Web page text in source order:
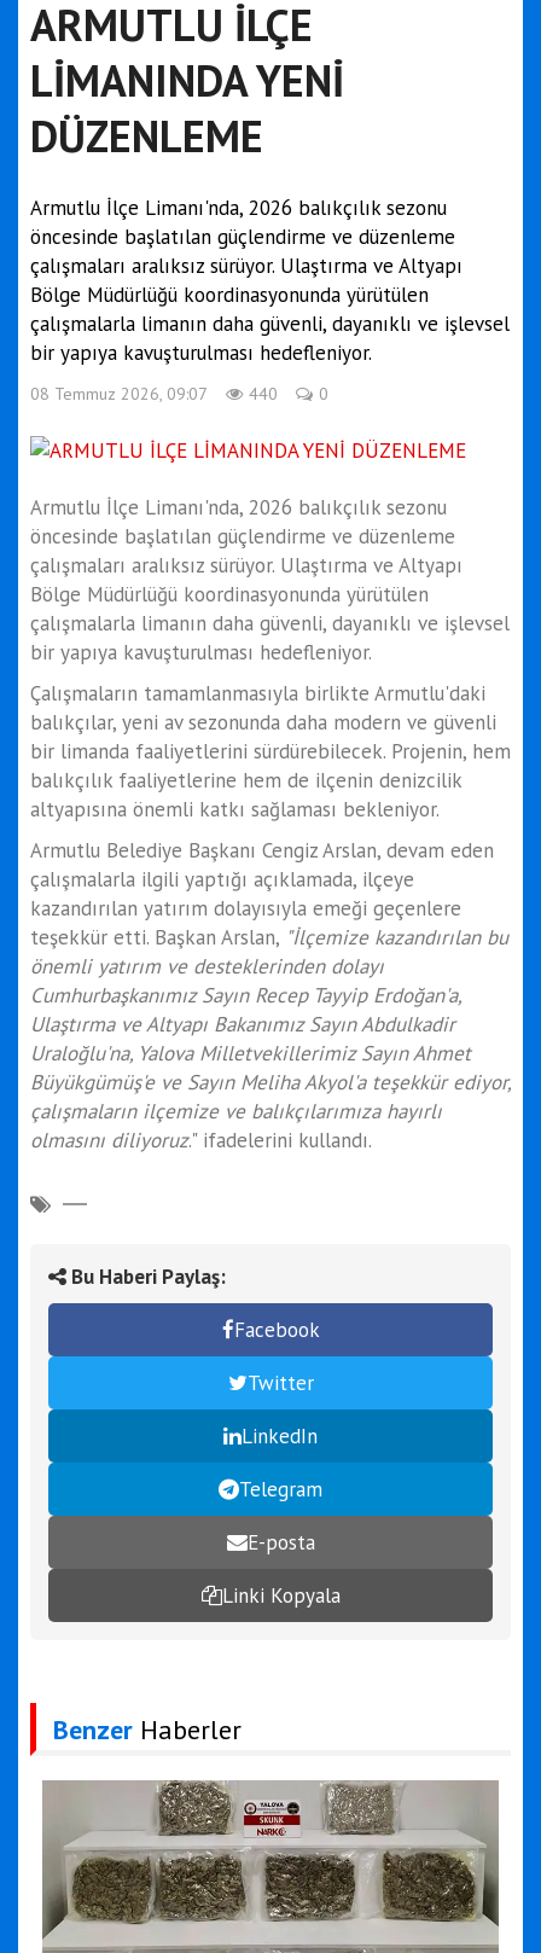
ARMUTLU İLÇE
LİMANINDA YENİ
DÜZENLEME
Armutlu İlçe Limanı'nda, 2026 balıkçılık sezonu
öncesinde başlatılan güçlendirme ve düzenleme
çalışmaları aralıksız sürüyor. Ulaştırma ve Altyapı
Bölge Müdürlüğü koordinasyonunda yürütülen
çalışmalarla limanın daha güvenli, dayanıklı ve işlevsel
bir yapıya kavuşturulması hedefleniyor.
08 Temmuz 2026, 09:07 440 0
Armutlu İlçe Limanı'nda, 2026 balıkçılık sezonu
öncesinde başlatılan güçlendirme ve düzenleme
çalışmaları aralıksız sürüyor. Ulaştırma ve Altyapı
Bölge Müdürlüğü koordinasyonunda yürütülen
çalışmalarla limanın daha güvenli, dayanıklı ve işlevsel
bir yapıya kavuşturulması hedefleniyor.
Çalışmaların tamamlanmasıyla birlikte Armutlu'daki
balıkçılar, yeni av sezonunda daha modern ve güvenli
bir limanda faaliyetlerini sürdürebilecek. Projenin, hem
balıkçılık faaliyetlerine hem de ilçenin denizcilik
altyapısına önemli katkı sağlaması bekleniyor.
Armutlu Belediye Başkanı Cengiz Arslan, devam eden
çalışmalarla ilgili yaptığı açıklamada, ilçeye
kazandırılan yatırım dolayısıyla emeği geçenlere
teşekkür etti. Başkan Arslan, "İlçemize kazandırılan bu
önemli yatırım ve desteklerinden dolayı
Cumhurbaşkanımız Sayın Recep Tayyip Erdoğan'a,
Ulaştırma ve Altyapı Bakanımız Sayın Abdulkadir
Uraloğlu'na, Yalova Milletvekillerimiz Sayın Ahmet
Büyükgümüş'e ve Sayın Meliha Akyol'a teşekkür ediyor,
çalışmaların ilçemize ve balıkçılarımıza hayırlı
olmasını diliyoruz." ifadelerini kullandı.
Bu Haberi Paylaş:
Facebook
Twitter
LinkedIn
Telegram
E-posta
Linki Kopyala
Benzer Haberler